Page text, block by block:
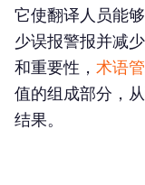
它使翻译人员能
少误报警报并减
和重要性， 术语
值的组成部分，
结果。